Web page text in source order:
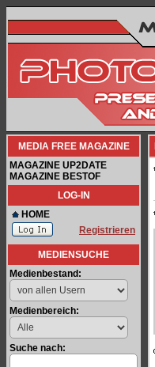
MEDIA FREE MAGAZINE
MAGAZINE UP2DATE
MAGAZINE BESTOF
LOG-IN
HOME
Registrieren
MEDIENSUCHE
Medienbestand:
Medienbereich:
Suche nach: